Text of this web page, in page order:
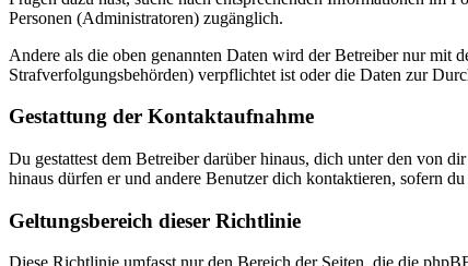
Personen (Administratoren) zugänglich.
Andere als die oben genannten Daten wird der Betreiber nur mit
Strafverfolgungsbehörden) verpflichtet ist oder die Daten zur
Gestattung der Kontaktaufnahme
Du gestattest dem Betreiber darüber hinaus, dich unter den von
hinaus dürfen er und andere Benutzer dich kontaktieren, sofern
Geltungsbereich dieser Richtlinie